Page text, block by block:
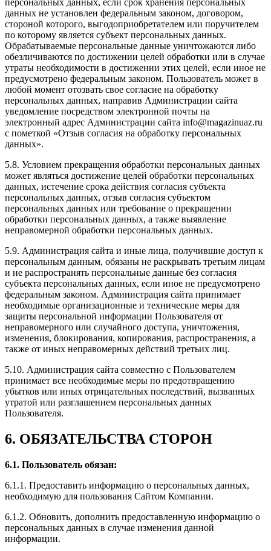
персональных данных, если срок хранения персональных
данных не установлен федеральным законом, договором,
стороной которого, выгодоприобретателем или поручителем
по которому является субъект персональных данных.
Обрабатываемые персональные данные уничтожаются либо
обезличиваются по достижении целей обработки или в случае
утраты необходимости в достижении этих целей, если иное не
предусмотрено федеральным законом. Пользователь может в
любой момент отозвать свое согласие на обработку
персональных данных, направив Администрации сайта
уведомление посредством электронной почты на
электронный адрес Администрации сайта info@magazinuaz.ru
с пометкой «Отзыв согласия на обработку персональных
данных».
5.8. Условием прекращения обработки персональных данных
может являться достижение целей обработки персональных
данных, истечение срока действия согласия субъекта
персональных данных, отзыв согласия субъектом
персональных данных или требование о прекращении
обработки персональных данных, а также выявление
неправомерной обработки персональных данных.
5.9. Администрация сайта и иные лица, получившие доступ к
персональным данным, обязаны не раскрывать третьим лицам
и не распространять персональные данные без согласия
субъекта персональных данных, если иное не предусмотрено
федеральным законом. Администрация сайта принимает
необходимые организационные и технические меры для
защиты персональной информации Пользователя от
неправомерного или случайного доступа, уничтожения,
изменения, блокирования, копирования, распространения, а
также от иных неправомерных действий третьих лиц.
5.10. Администрация сайта совместно с Пользователем
принимает все необходимые меры по предотвращению
убытков или иных отрицательных последствий, вызванных
утратой или разглашением персональных данных
Пользователя.
6. ОБЯЗАТЕЛЬСТВА СТОРОН
6.1. Пользователь обязан:
6.1.1. Предоставить информацию о персональных данных,
необходимую для пользования Сайтом Компании.
6.1.2. Обновить, дополнить предоставленную информацию о
персональных данных в случае изменения данной
информации.